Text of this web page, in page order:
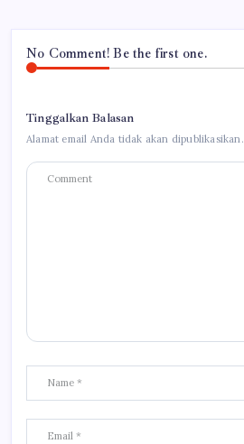
No Comment! Be the first one.
Tinggalkan Balasan
Alamat email Anda tidak akan dipublikasikan.